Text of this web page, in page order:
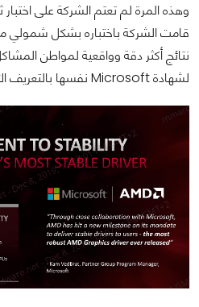
وهذه المرة لم تعتم الشركة على
قامت الشركة باختباره بشكل
نتائج أكثر دقة وواقعية لمواطن
لشهادة Microsoft نفسها بالتعريف الأكثر ثباتاً على الاطلاق .